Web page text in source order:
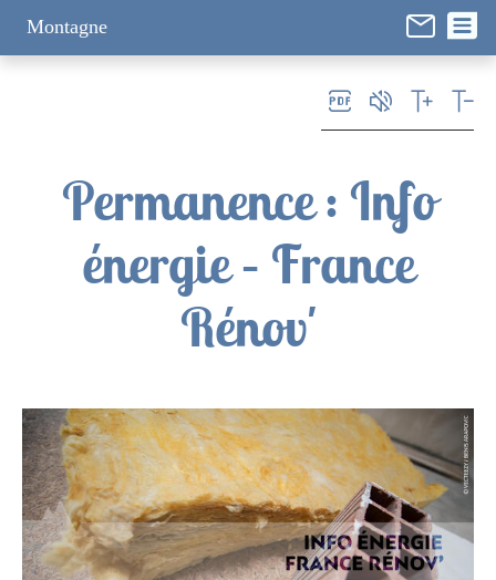
Montagne
Permanence : Info
énergie – France
Rénov'